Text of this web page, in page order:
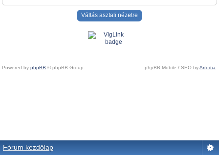
Váltás asztali nézetre
Powered by phpBB © phpBB Group. phpBB Mobile / SEO byArtodia.
Fórum kezdőlap